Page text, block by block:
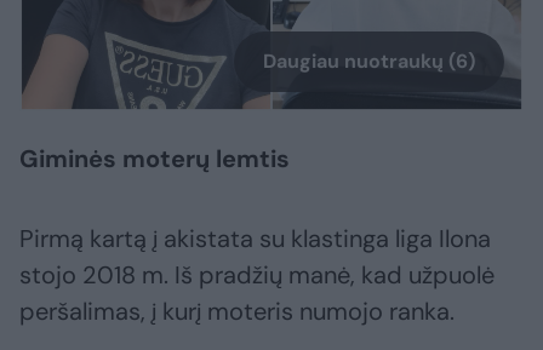
Daugiau nuotraukų (6)
Giminės moterų lemtis
Pirmą kartą į akistata su klastinga liga Ilona
stojo 2018 m. Iš pradžių manė, kad užpuolė
peršalimas, į kurį moteris numojo ranka.